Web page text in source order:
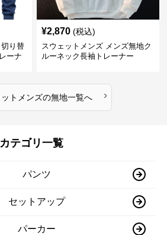
り替
ーナ
¥2,870 (税込)
スウェットメンズ メンズ無地ク
ルーネック長袖トレーナー
ットメンズの無地一覧へ ›
テゴリ一覧
パンツ
セットアップ
パーカー